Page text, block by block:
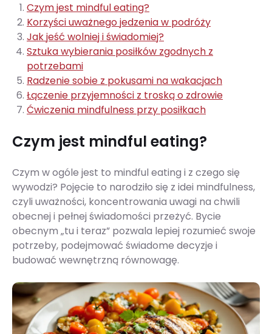
Czym jest mindful eating?
Korzyści uważnego jedzenia w podróży
Jak jeść wolniej i świadomiej?
Sztuka wybierania posiłków zgodnych z
potrzebami
Radzenie sobie z pokusami na wakacjach
Łączenie przyjemności z troską o zdrowie
Ćwiczenia mindfulness przy posiłkach
Czym jest mindful eating?
Czym w ogóle jest to mindful eating i z czego się
wywodzi? Pojęcie to narodziło się z idei mindfulness,
czyli uważności, koncentrowania uwagi na chwili
obecnej i pełnej świadomości przeżyć. Bycie
obecnym „tu i teraz” pozwala lepiej rozumieć swoje
potrzeby, podejmować świadome decyzje i
budować wewnętrzną równowagę.